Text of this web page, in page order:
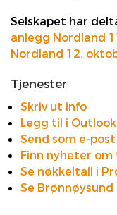
Selskapet har
anlegg Nordland
Nordland 12.
Tjenester
Skriv ut info
Legg til i Outlook
Send som e-post
Finn nyheter
Se nøkkeltall i
Se Brønnøysund